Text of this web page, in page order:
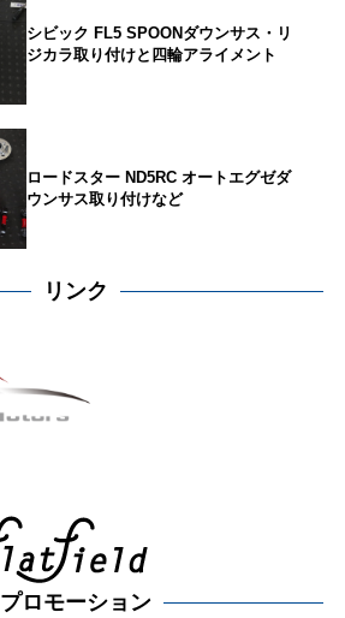
シビック FL5 SPOONダウンサス・リ
ジカラ取り付けと四輪アライメント
ロードスター ND5RC オートエグゼダ
ウンサス取り付けなど
リンク
プロモーション